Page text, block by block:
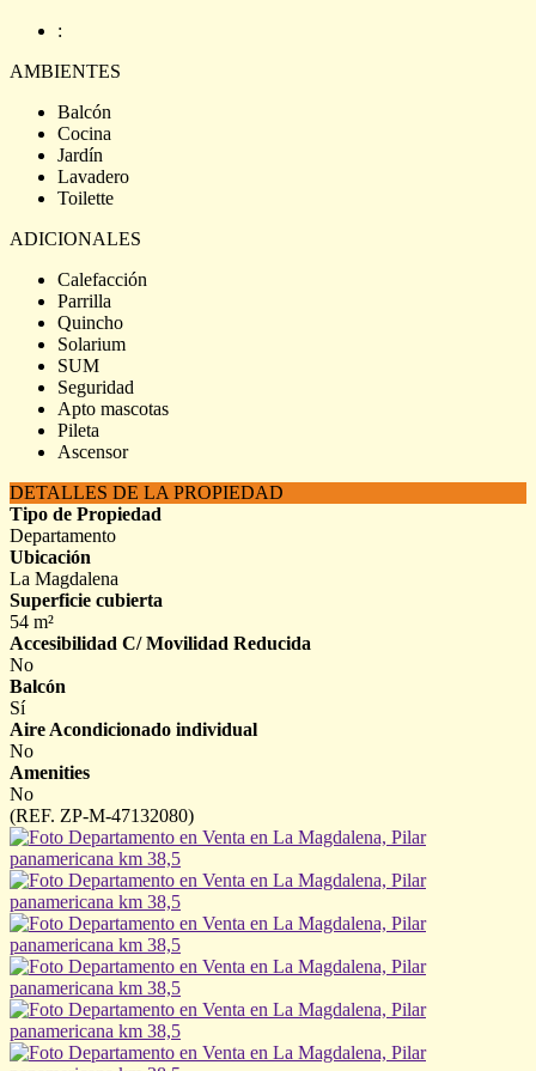
:
AMBIENTES
Balcón
Cocina
Jardín
Lavadero
Toilette
ADICIONALES
Calefacción
Parrilla
Quincho
Solarium
SUM
Seguridad
Apto mascotas
Pileta
Ascensor
DETALLES DE LA PROPIEDAD
Tipo de Propiedad
Departamento
Ubicación
La Magdalena
Superficie cubierta
54 m²
Accesibilidad C/ Movilidad Reducida
No
Balcón
Sí
Aire Acondicionado individual
No
Amenities
No
(REF. ZP-M-47132080)